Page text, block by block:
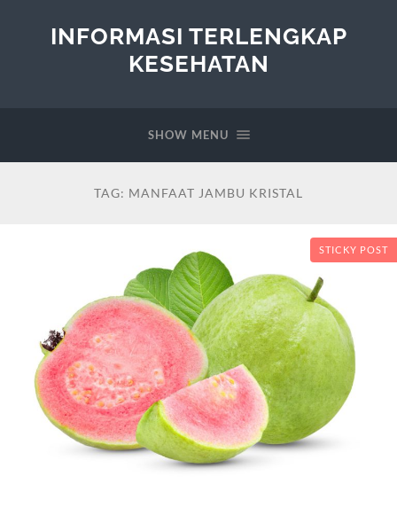
INFORMASI TERLENGKAP
KESEHATAN
SHOW MENU
TAG: MANFAAT JAMBU KRISTAL
STICKY POST